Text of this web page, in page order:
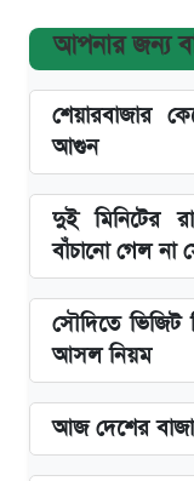
আপনার জন্য
শেয়ারবাজার
আগুন
দুই মিনিটের
বাঁচানো গেল
সৌদিতে ভিজিট
আসল নিয়ম
আজ দেশের